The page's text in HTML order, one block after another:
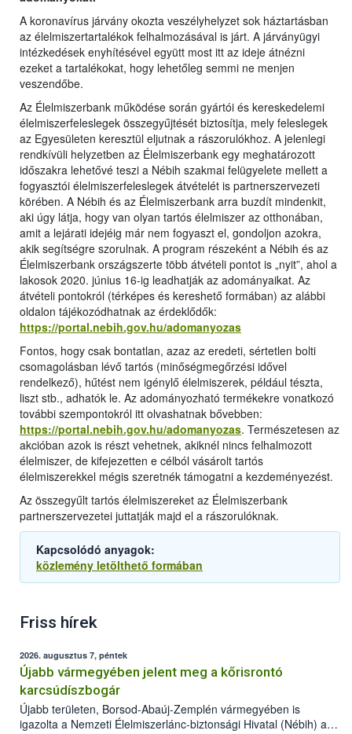
A koronavírus járvány okozta veszélyhelyzet sok háztartásban
az élelmiszertartalékok felhalmozásával is járt. A járványügyi
intézkedések enyhítésével együtt most itt az ideje átnézni
ezeket a tartalékokat, hogy lehetőleg semmi ne menjen
veszendőbe.
Az Élelmiszerbank működése során gyártói és kereskedelemi
élelmiszerfeleslegek összegyűjtését biztosítja, mely feleslegek
az Egyesületen keresztül eljutnak a rászorulókhoz. A jelenlegi
rendkívüli helyzetben az Élelmiszerbank egy meghatározott
időszakra lehetővé teszi a Nébih szakmai felügyelete mellett a
fogyasztói élelmiszerfeleslegek átvételét is partnerszervezeti
körében. A Nébih és az Élelmiszerbank arra buzdít mindenkit,
aki úgy látja, hogy van olyan tartós élelmiszer az otthonában,
amit a lejárati idejéig már nem fogyaszt el, gondoljon azokra,
akik segítségre szorulnak. A program részeként a Nébih és az
Élelmiszerbank országszerte több átvételi pontot is „nyit”, ahol a
lakosok 2020. június 16-ig leadhatják az adományaikat. Az
átvételi pontokról (térképes és kereshető formában) az alábbi
oldalon tájékozódhatnak az érdeklődők:
https://portal.nebih.gov.hu/adomanyozas
Fontos, hogy csak bontatlan, azaz az eredeti, sértetlen bolti
csomagolásban lévő tartós (minőségmegőrzési idővel
rendelkező), hűtést nem igénylő élelmiszerek, például tészta,
liszt stb., adhatók le. Az adományozható termékekre vonatkozó
további szempontokról itt olvashatnak bővebben:
https://portal.nebih.gov.hu/adomanyozas. Természetesen az
akcióban azok is részt vehetnek, akiknél nincs felhalmozott
élelmiszer, de kifejezetten e célból vásárolt tartós
élelmiszerekkel mégis szeretnék támogatni a kezdeményezést.
Az összegyűlt tartós élelmiszereket az Élelmiszerbank
partnerszervezetei juttatják majd el a rászorulóknak.
Kapcsolódó anyagok:
közlemény letölthető formában
Friss hírek
2026. augusztus 7, péntek
Újabb vármegyében jelent meg a kőrisrontó
karcsúdíszbogár
Újabb területen, Borsod-Abaúj-Zemplén vármegyében is
igazolta a Nemzeti Élelmiszerlánc-biztonsági Hivatal (Nébih) a